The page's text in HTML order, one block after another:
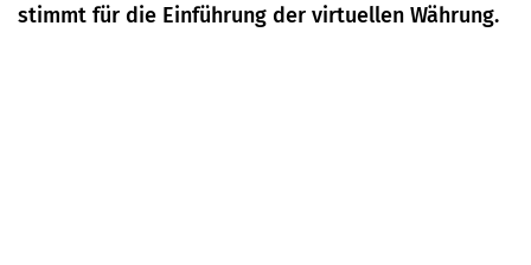
stimmt für die Einführung der virtuellen Währung.